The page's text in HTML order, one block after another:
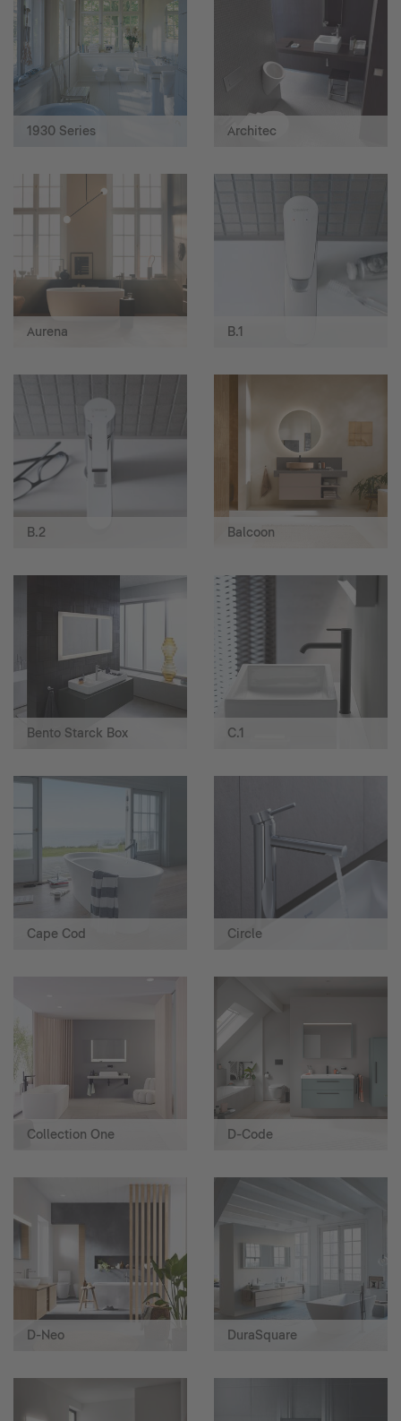
1930 Series Architec
Aurena B.1
B.2 Balcoon
Bento Starck Box C.1
Cape Cod Circle
Collection One D-Code
D-Neo DuraSquare